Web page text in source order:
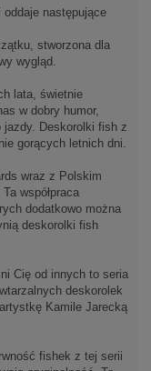
następujące
stworzona dla
wygląd.
lata, świetnie
w dobry humor,
jazdy. Deskorolki fish z
gorących letnich dni.
wraz z Polskim
współpraca
dodatkowo można
deskorolki fish
Cię od innych to seria
deskorolek
Kamile Jarecką
fishek z tej serii